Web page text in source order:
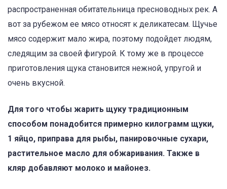
распространенная обитательница пресноводных рек. А
вот за рубежом ее мясо относят к деликатесам. Щучье
мясо содержит мало жира, поэтому подойдет людям,
следящим за своей фигурой. К тому же в процессе
приготовления щука становится нежной, упругой и
очень вкусной.
Для того чтобы жарить щуку традиционным
способом понадобится примерно килограмм щуки,
1 яйцо, приправа для рыбы, панировочные сухари,
растительное масло для обжаривания. Также в
кляр добавляют молоко и майонез.